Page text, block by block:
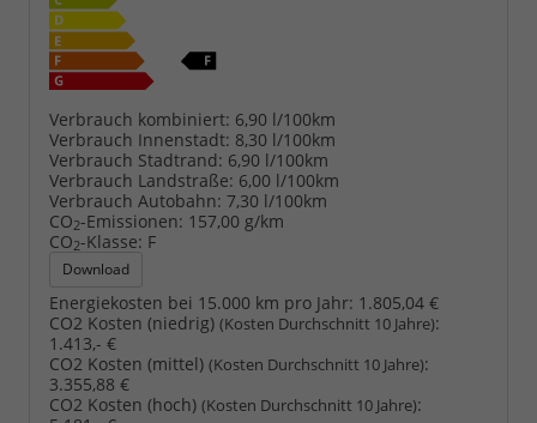
Verbrauch kombiniert: 6,90 l/100km
Verbrauch Innenstadt: 8,30 l/100km
Verbrauch Stadtrand: 6,90 l/100km
Verbrauch Landstraße: 6,00 l/100km
Verbrauch Autobahn: 7,30 l/100km
CO2-Emissionen: 157,00 g/km
CO2-Klasse: F
Download
Energiekosten bei 15.000 km pro Jahr: 1.805,04 €
CO2 Kosten (niedrig) (Kosten Durchschnitt 10 Jahre):
1.413,- €
CO2 Kosten (mittel) (Kosten Durchschnitt 10 Jahre):
3.355,88 €
CO2 Kosten (hoch) (Kosten Durchschnitt 10 Jahre):